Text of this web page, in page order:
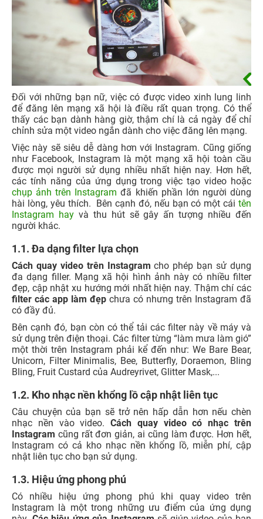
Đối với những bạn nữ, việc có được video xinh lung linh
để đăng lên mạng xã hội là điều rất quan trọng. Có thể
thấy các bạn dành hàng giờ, thậm chí là cả ngày để chỉ
chỉnh sửa một video ngắn dành cho việc đăng lên mạng.
Việc này sẽ siêu dễ dàng hơn với Instagram. Cũng giống
như Facebook, Instagram là một mạng xã hội toàn cầu
được mọi người sử dụng nhiều nhất hiện nay. Hơn hết,
các tính năng của ứng dụng trong việc tạo video hoặc
chụp ảnh trên Instagram đã khiến phần lớn người dùng
hài lòng, yêu thích. Bên cạnh đó, nếu bạn có một cái tên
Instagram hayvà thu hút sẽ gây ấn tượng nhiều đến
người khác.
1.1. Đa dạng filter lựa chọn
Cách quay video trên Instagram cho phép bạn sử dụng
đa dạng filler. Mạng xã hội hình ảnh này có nhiều filter
đẹp, cập nhật xu hướng mới nhất hiện nay. Thậm chí các
filter các app làm đẹp chưa có nhưng trên Instagram đã
có đầy đủ.
Bên cạnh đó, bạn còn có thể tải các filter này về máy và
sử dụng trên điện thoại. Các filter từng “làm mưa làm gió”
một thời trên Instagram phải kể đến như: We Bare Bear,
Unicorn, Filter Minimalis, Bee, Butterfly, Doraemon, Bling
Bling, Fruit Custard của Audreyrivet, Glitter Mask,...
1.2. Kho nhạc nền khổng lồ cập nhật liên tục
Câu chuyện của bạn sẽ trở nên hấp dẫn hơn nếu chèn
nhạc nền vào video.Cách quay video có nhạc trên
Instagram cũng rất đơn giản, ai cũng làm được. Hơn hết,
Instagram có cả kho nhạc nền khổng lồ, miễn phí, cập
nhật liên tục cho bạn sử dụng.
1.3. Hiệu ứng phong phú
Có nhiều hiệu ứng phong phú khi quay video trên
Instagram là một trong những ưu điểm của ứng dụng